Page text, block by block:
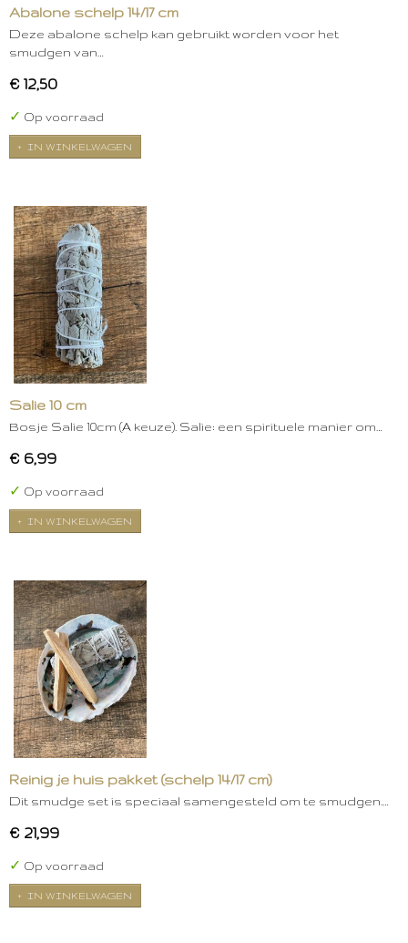
Abalone schelp 14/17 cm
Deze abalone schelp kan gebruikt worden voor het
smudgen van…
€ 12,50
✓ Op voorraad
IN WINKELWAGEN
Salie 10 cm
Bosje Salie 10cm (A keuze). Salie: een spirituele manier om…
€ 6,99
✓ Op voorraad
IN WINKELWAGEN
Reinig je huis pakket (schelp 14/17 cm)
Dit smudge set is speciaal samengesteld om te smudgen.…
€ 21,99
✓ Op voorraad
IN WINKELWAGEN